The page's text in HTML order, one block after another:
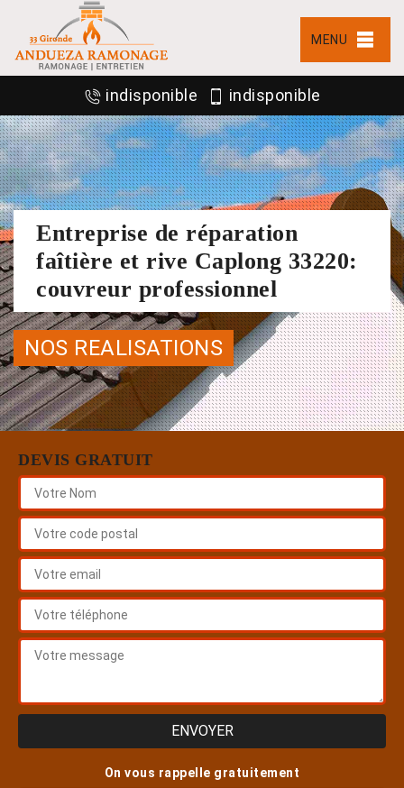
MENU
indisponible indisponible
Entreprise de réparation
faîtière et rive Caplong 33220:
couvreur professionnel
NOS REALISATIONS
DEVIS GRATUIT
On vous rappelle gratuitement